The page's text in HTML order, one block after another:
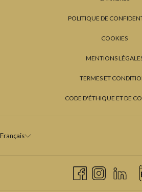
POLITIQUE DE
COOKIES
MENTIONS
TERMES ET
CODE D'ÉTHIQUE ET DE
Français